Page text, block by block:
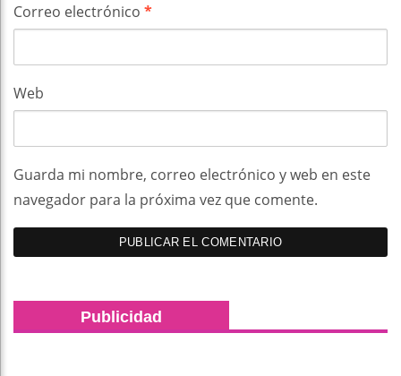
Correo electrónico *
Web
Guarda mi nombre, correo electrónico y web en este
navegador para la próxima vez que comente.
Publicidad